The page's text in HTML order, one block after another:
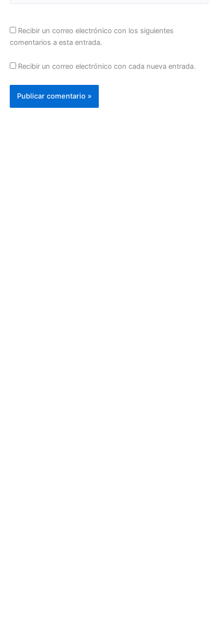
Recibir un correo electrónico con los siguientes
comentarios a esta entrada.
Recibir un correo electrónico con cada nueva entrada.